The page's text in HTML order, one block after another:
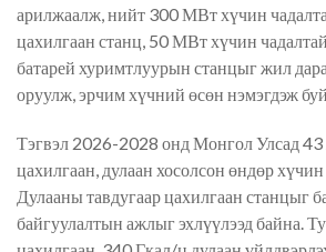
арилжаалж, нийт 300 МВт хүчин
цахилгаан станц, 50 МВт хүчин
батарей хуримтлуурын станцыг жил
оруулж, эрчим хүчний өсөн нэмэгдэж
Тэгвэл 2026-2028 онд Монгол Улсад 43
цахилгаан, дулаан хосолсон өндөр
Дулааны тавдугаар цахилгаан станцыг
байгуулалтын ажлыг эхлүүлээд байна.